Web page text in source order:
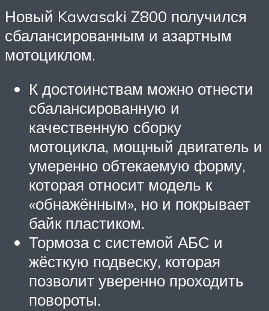
Новый Kawasaki Z800 получился
сбалансированным и азартным
мотоциклом.
К достоинствам можно отнести
сбалансированную и
качественную сборку
мотоцикла, мощный двигатель и
умеренно обтекаемую форму,
которая относит модель к
«обнажённым», но и покрывает
байк пластиком.
Тормоза с системой АБС и
жёсткую подвеску, которая
позволит уверенно проходить
повороты.